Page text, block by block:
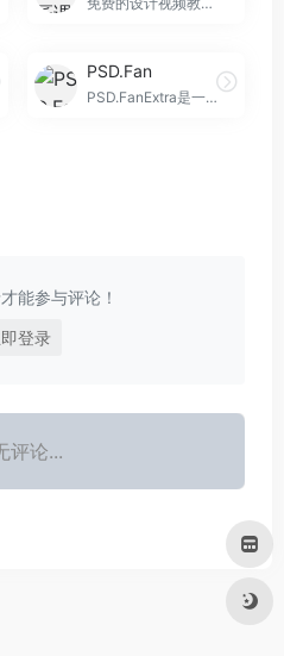
PSD.Fan
PSD.FanExtra是一个以设计和Photoshop为中心的博客
能参与评论！
登录
评论...